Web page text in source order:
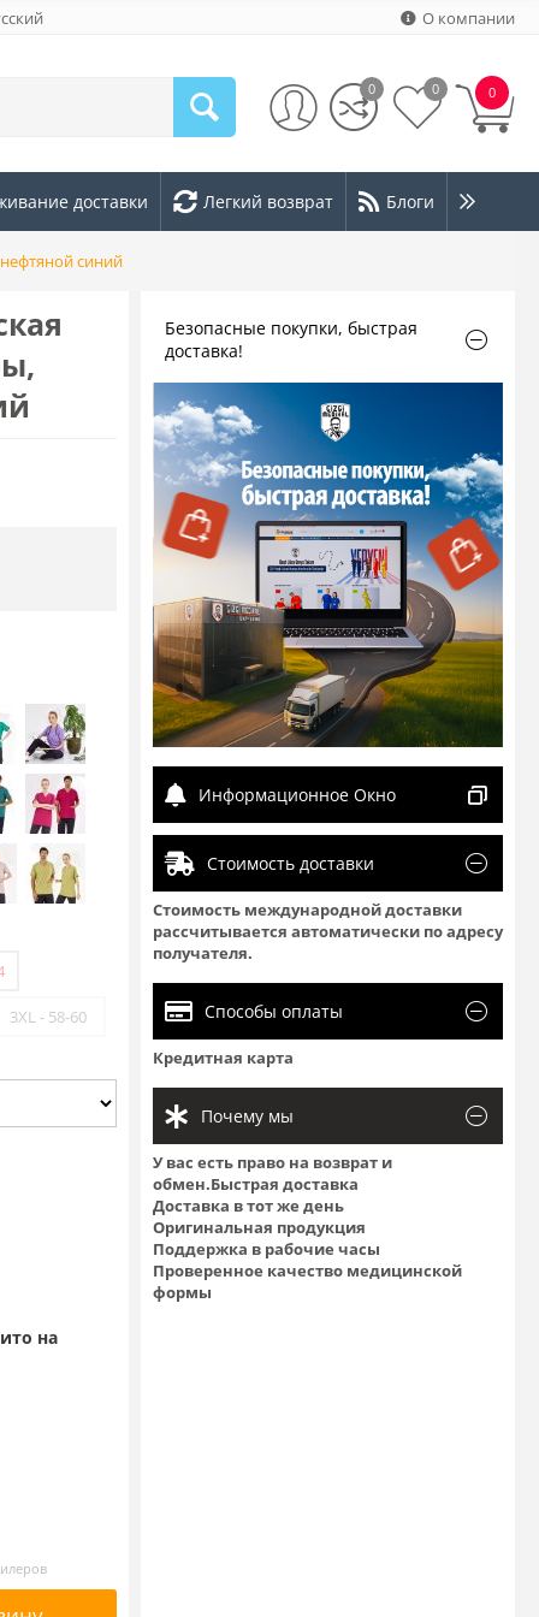
О компании
0
0 0
доставки Легкий возврат Блоги
синий
3XL - 58-60
на
Безопасные покупки, быстрая
доставка!
Информационное Окно
Стоимость доставки
Стоимость международной доставки
рассчитывается автоматически по адресу
получателя.
Способы оплаты
Кредитная карта
Почему мы
У вас есть право на возврат и
обмен.Быстрая доставка
Доставка в тот же день
Оригинальная продукция
Поддержка в рабочие часы
Проверенное качество медицинской
формы